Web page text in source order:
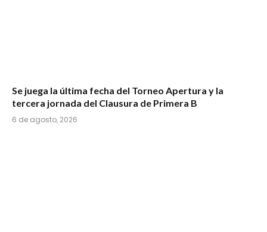
Se juega la última fecha del Torneo Apertura y la
tercera jornada del Clausura de Primera B
6 de agosto, 2026